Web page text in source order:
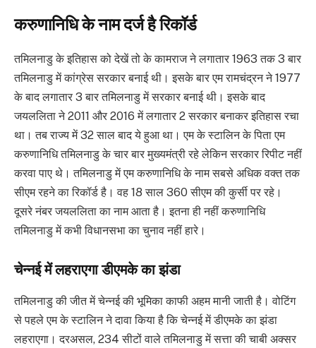
करुणानिधि के नाम दर्ज है रिकॉर्ड
तमिलनाडु के इतिहास को देखें तो के कामराज ने लगातार 1963 तक 3 बार
तमिलनाडु में कांग्रेस सरकार बनाई थी। इसके बार एम रामचंद्रन ने 1977
के बाद लगातार 3 बार तमिलनाडु में सरकार बनाई थी। इसके बाद
जयललिता ने 2011 और 2016 में लगातार 2 सरकार बनाकर इतिहास रचा
था। तब राज्य में 32 साल बाद ये हुआ था। एम के स्टालिन के पिता एम
करुणानिधि तमिलनाडु के चार बार मुख्यमंत्री रहे लेकिन सरकार रिपीट नहीं
करवा पाए थे। तमिलनाडु में एम करुणानिधि के नाम सबसे अधिक वक्त तक
सीएम रहने का रिकॉर्ड है। वह 18 साल 360 सीएम की कुर्सी पर रहे।
दूसरे नंबर जयललिता का नाम आता है। इतना ही नहीं करुणानिधि
तमिलनाडु में कभी विधानसभा का चुनाव नहीं हारे।
चेन्नई में लहराएगा डीएमके का झंडा
तमिलनाडु की जीत में चेन्नई की भूमिका काफी अहम मानी जाती है। वोटिंग
से पहले एम के स्टालिन ने दावा किया है कि चेन्नई में डीएमके का झंडा
लहराएगा। दरअसल, 234 सीटों वाले तमिलनाडु में सत्ता की चाबी अक्सर